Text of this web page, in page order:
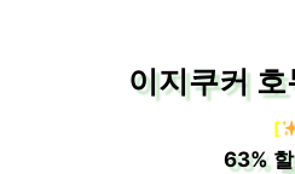
이지쿠커
[
63%